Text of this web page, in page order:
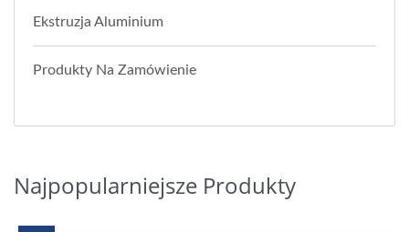
Ekstruzja Aluminium
Produkty Na Zamówienie
Najpopularniejsze Produkty